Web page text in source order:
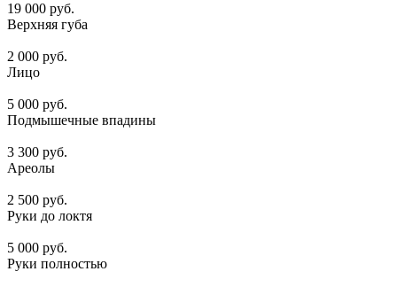
19 000 руб.
Верхняя губа
2 000 руб.
Лицо
5 000 руб.
Подмышечные впадины
3 300 руб.
Ареолы
2 500 руб.
Руки до локтя
5 000 руб.
Руки полностью